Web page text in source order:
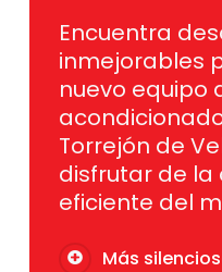
Encuentra
inmejorables
nuevo equipo
Torrejón de
disfrutar de la
eficiente del
Más